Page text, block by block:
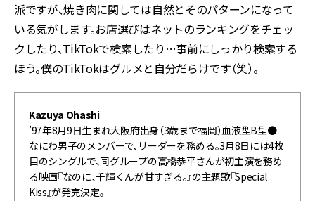
派ですが、焼き肉に関しては自然とそのパターンになって
いる気がします。お店選びはネットのランキングをチェッ
クしたり、TikTokで検索したり…事前にしっかり検索する
ほう。僕のTikTokはグルメと自分だらけです（笑）。
Kazuya Ohashi
’97年8月9日生まれ大阪府出身（3歳まで福岡）血液型B型●
なにわ男子のメンバーで、リーダーを務める。3月8日には4枚
目のシングルで、同グループの高橋恭平さんが初主演を務め
る映画『なのに、千輝くんが甘すぎる。』の主題歌『Special
Kiss』が発売決定。